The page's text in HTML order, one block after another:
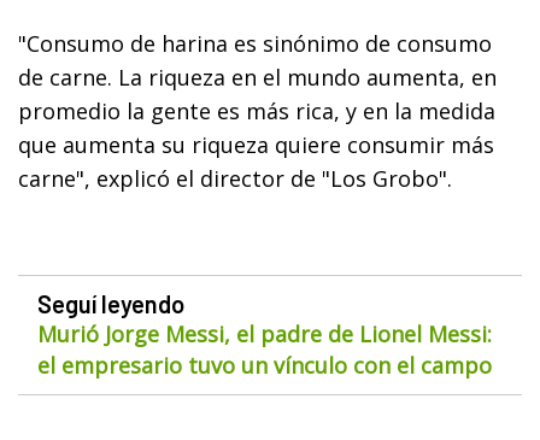
"Consumo de harina es sinónimo de consumo
de carne. La riqueza en el mundo aumenta, en
promedio la gente es más rica, y en la medida
que aumenta su riqueza quiere consumir más
carne", explicó el director de "Los Grobo".
Seguí leyendo
Murió Jorge Messi, el padre de Lionel Messi:
el empresario tuvo un vínculo con el campo